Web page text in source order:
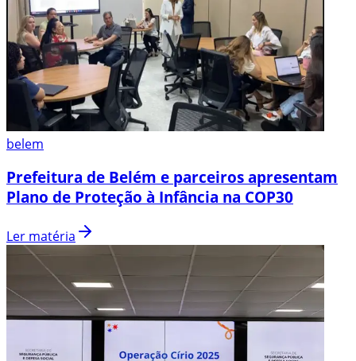
belem
Prefeitura de Belém e parceiros apresentam
Plano de Proteção à Infância na COP30
Ler matéria